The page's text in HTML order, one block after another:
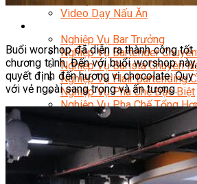
Video Dạy Nấu Ăn
Nghiệp Vụ Bar Trưởng
Nghiệp Vụ Bartender
Nghiệp Vụ Barista Chuyên
Nghiệp Vụ Flair Bartending
Nghiệp Vụ Pha Chế Đặc Biệt
Nghiệp Vụ Pha Chế Tổng
Nghiệp Vụ Quản Lý Bar
Chuyên Gia Cà Phê
Cà Phê Pha Máy
Khởi Sự Kinh Doanh Cafe –
Bí Quyết Khởi Nghiệp Mô
Buổi worshop đã diễn ra thành công
chương trình. Đến với buổi worshop
quyết định đến hương vị chocolate:
với vẻ ngoài sang trọng và ấn tượng.